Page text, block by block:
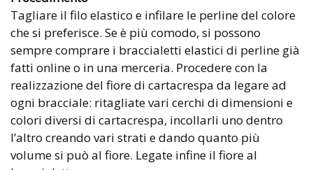
Tagliare il filo elastico e infilare le perline del colore
che si preferisce. Se è più comodo, si possono
sempre comprare i braccialetti elastici di perline già
fatti online o in una merceria. Procedere con la
realizzazione del fiore di cartacrespa da legare ad
ogni bracciale: ritagliate vari cerchi di dimensioni e
colori diversi di cartacrespa, incollarli uno dentro
l’altro creando vari strati e dando quanto più
volume si può al fiore. Legate infine il fiore al